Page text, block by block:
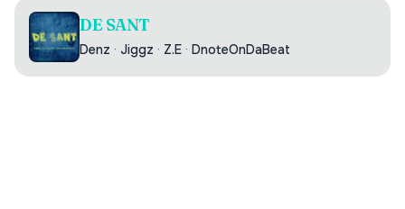
DE SANT
Denz · Jiggz · Z.E · DnoteOnDaBeat